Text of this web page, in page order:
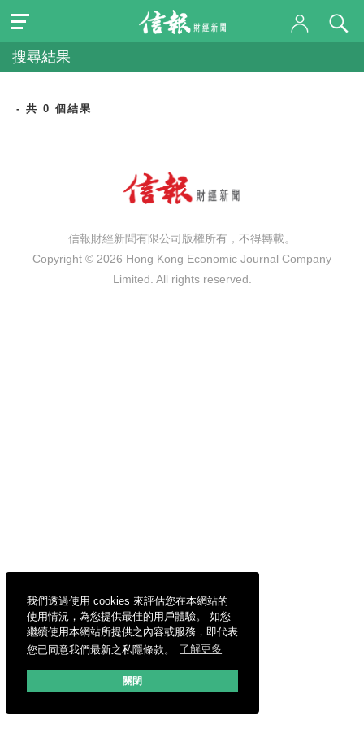
我們透過使用 cookies 來評估您在本網站的
使用情況，為您提供最佳的用戶體驗。 如您
繼續使用本網站所提供之內容或服務，即代表
您已同意我們最新之私隱條款。
了解更多
關閉
搜尋結果
- 共 0 個結果
信報財經新聞有限公司版權所有，不得轉載。
Copyright © 2026 Hong Kong Economic Journal Company
Limited. All rights reserved.